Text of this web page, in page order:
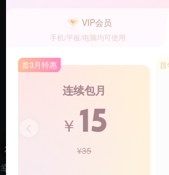
25集全
幸福最晴天
VIP会员
手机/平板/电脑均可使用
首3月特惠
连续包月
￥ 15
¥35
首